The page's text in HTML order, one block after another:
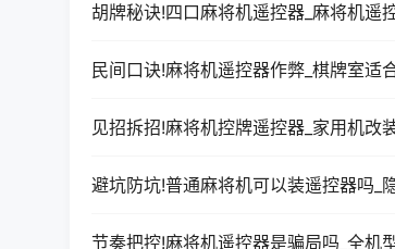
胡牌秘诀!四口麻将机遥控器_麻将机遥
民间口诀!麻将机遥控器作弊_棋牌室适
见招拆招!麻将机控牌遥控器_家用机改
避坑防坑!普通麻将机可以装遥控器吗_
节奏把控!麻将机遥控器是骗局吗_全机